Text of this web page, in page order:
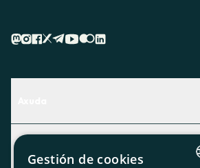
Descubre qué servicio te encaja mejor
Gestión de cookies